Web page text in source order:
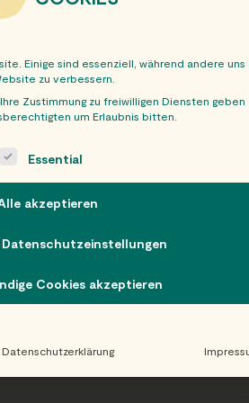
Einige sind essenziell, während andere uns
zu verbessern.
Zustimmung zu freiwilligen Diensten geben
um Erlaubnis bitten.
groups for which consent can be
Essential
akzeptieren
Cookies akzeptieren
Datenschutzerklärung